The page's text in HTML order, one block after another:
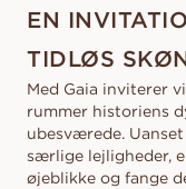
EN
TIDLØS
Med Gaia inviterer
rummer historiens
ubesværede.
særlige lejligheder,
øjeblikke og fange